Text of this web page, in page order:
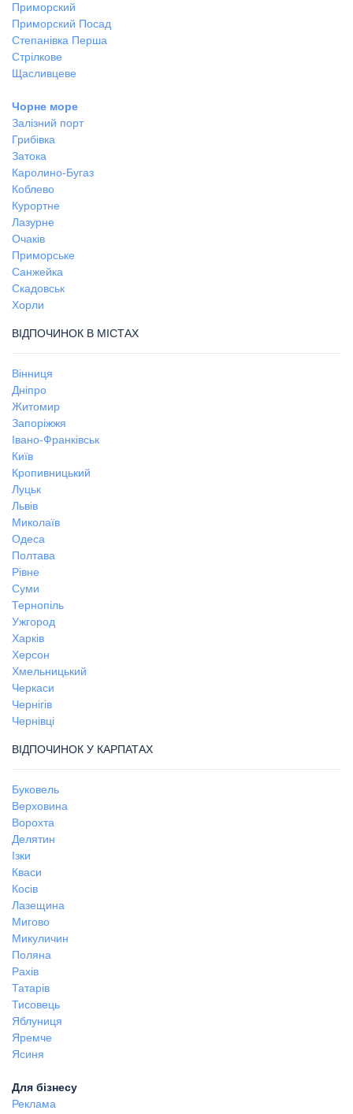
Приморский
Приморский Посад
Степанівка Перша
Стрілкове
Щасливцеве
Чорне море
Залізний порт
Грибівка
Затока
Каролино-Бугаз
Коблево
Курортне
Лазурне
Очаків
Приморське
Санжейка
Скадовськ
Хорли
ВІДПОЧИНОК В МІСТАХ
Вінниця
Дніпро
Житомир
Запоріжжя
Івано-Франківськ
Київ
Кропивницький
Луцьк
Львів
Миколаїв
Одеса
Полтава
Рівне
Суми
Тернопіль
Ужгород
Харків
Херсон
Хмельницький
Черкаси
Чернігів
Чернівці
ВІДПОЧИНОК У КАРПАТАХ
Буковель
Верховина
Ворохта
Делятин
Ізки
Кваси
Косів
Лазещина
Мигово
Микуличин
Поляна
Рахів
Татарів
Тисовець
Яблуниця
Яремче
Ясиня
Для бізнесу
Реклама